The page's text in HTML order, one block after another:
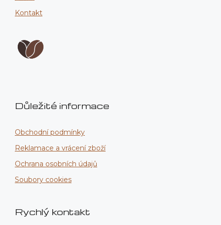
Kontakt
Důležité informace
Obchodní podmínky
Reklamace a vrácení zboží
Ochrana osobních údajů
Soubory cookies
Rychlý kontakt